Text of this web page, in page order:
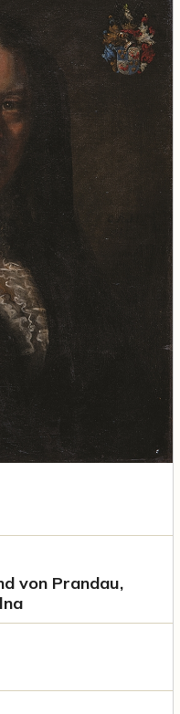
von Prandau,